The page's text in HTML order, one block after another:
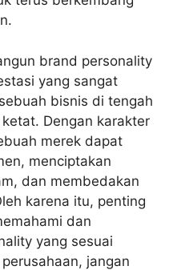
brand personality
yang sangat
bisnis di tengah
Dengan karakter
merek dapat
menciptakan
dan membedakan
karena itu, penting
dan
yang sesuai
jangan